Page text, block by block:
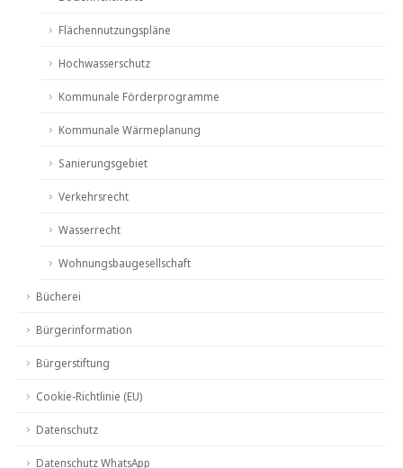
Flächennutzungspläne
Hochwasserschutz
Kommunale Förderprogramme
Kommunale Wärmeplanung
Sanierungsgebiet
Verkehrsrecht
Wasserrecht
Wohnungsbaugesellschaft
Bücherei
Bürgerinformation
Bürgerstiftung
Cookie-Richtlinie (EU)
Datenschutz
Datenschutz WhatsApp